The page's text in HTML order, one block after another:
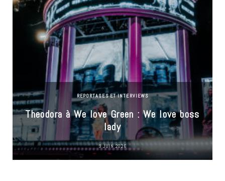
REPORTAGES ET INTERVIEWS
Theodora à We love Green : We love boss
lady
9 JUIN 2026